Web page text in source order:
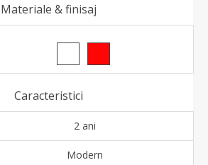
Materiale & finisaj
Caracteristici
2 ani
Modern